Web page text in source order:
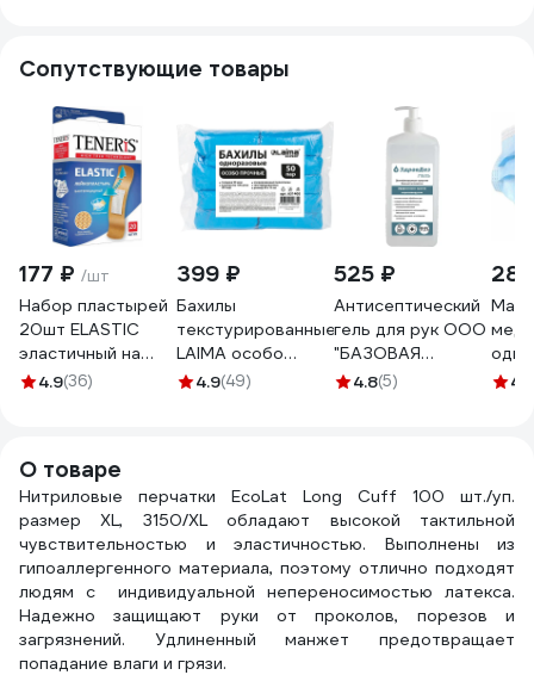
Сопутствующие товары
177 ₽ /шт
Набор пластырей
20шт ELASTIC
эластичный на
тканевой основе
4.9(36)
399 ₽
Бахилы
текстурированные
LAIMA особо
прочные 40x15см,
4.9(49)
525 ₽
Антисептический
гель для рук ООО
"БАЗОВАЯ
ДЕЗИНФЕКЦИЯ"
4.8(5) 4.9
О товаре
Нитриловые перчатки EcoLat Long Cuff 100 шт./уп.
размер XL, 3150/XL обладают высокой тактильной
чувствительностью и эластичностью. Выполнены из
гипоаллергенного материала, поэтому отлично подходят
людям с индивидуальной непереносимостью латекса.
Надежно защищают руки от проколов, порезов и
загрязнений. Удлиненный манжет предотвращает
попадание влаги и грязи.